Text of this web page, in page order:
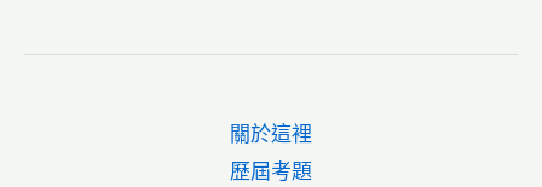
關於這裡
歷屆考題